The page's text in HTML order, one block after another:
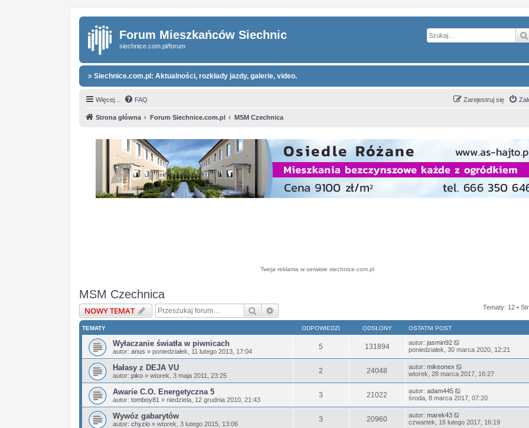
Forum Mieszkańców Siechnic
siechnice.com.pl/forum
Siechnice.com.pl: Aktualności, rozkłady jazdy, galerie, video.
Więcej… FAQ Zarejestruj się
Strona główna Forum Siechnice.com.pl MSM Czechnica
Twoja reklama w serwisie siechnice.com.pl
MSM Czechnica
NOWY TEMAT Szukaj Tematy: 12 •
TEMATY ODPOWIEDZI ODSŁONY OSTATNI POST
Wyłaczanie światła w piwnicach
autor: anus » poniedziałek, 11 lutego 2013, 17:04
5 131894 autor: jasmin92
poniedziałek, 30 marca 2020, 12:21
Hałasy z DEJA VU
autor: piko» wtorek, 3 maja 2011, 23:25
2 24048 autor: mikeonex
wtorek, 28 marca 2017, 16:27
Awarie C.O. Energetyczna 5
autor: tomboy81 » niedziela, 12 grudnia 2010, 21:43
3 21022 autor: adam445
środa, 8 marca 2017, 07:20
Wywóz gabarytów
autor: chyzio» wtorek, 3 lutego 2015, 13:06
3 20960 autor: marek43
czwartek, 16 lutego 2017, 16:19